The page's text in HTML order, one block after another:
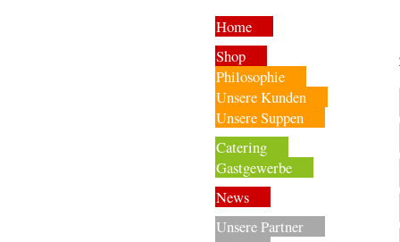
Home
Shop
Philosophie
Unsere Kunden
Unsere Suppen
Catering
Gastgewerbe
News
Unsere Partner